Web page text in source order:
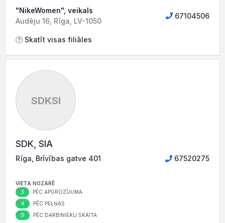
"NikeWomen", veikals
Audēju 16, Rīga, LV-1050
67104506
Skatīt visas filiāles
SDKSI
SDK, SIA
Rīga, Brīvības gatve 401 67520275
VIETA NOZARĒ
3 PĒC APGROZĪJUMA
4 PĒC PEĻŅAS
9 PĒC DARBINIEKU SKAITA